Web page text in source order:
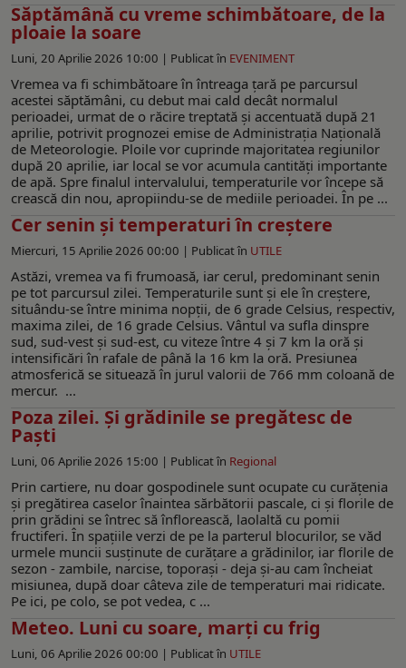
Săptămână cu vreme schimbătoare, de la
ploaie la soare
Luni, 20 Aprilie 2026 10:00 | Publicat în EVENIMENT
Vremea va fi schimbătoare în întreaga țară pe parcursul
acestei săptămâni, cu debut mai cald decât normalul
perioadei, urmat de o răcire treptată și accentuată după 21
aprilie, potrivit prognozei emise de Administrația Națională
de Meteorologie. Ploile vor cuprinde majoritatea regiunilor
după 20 aprilie, iar local se vor acumula cantități importante
de apă. Spre finalul intervalului, temperaturile vor începe să
crească din nou, apropiindu-se de mediile perioadei. În pe ...
Cer senin şi temperaturi în creştere
Miercuri, 15 Aprilie 2026 00:00 | Publicat în UTILE
Astăzi, vremea va fi frumoasă, iar cerul, predominant senin
pe tot parcursul zilei. Temperaturile sunt şi ele în creştere,
situându-se între minima nopţii, de 6 grade Celsius, respectiv,
maxima zilei, de 16 grade Celsius. Vântul va sufla dinspre
sud, sud-vest şi sud-est, cu viteze între 4 şi 7 km la oră şi
intensificări în rafale de până la 16 km la oră. Presiunea
atmosferică se situează în jurul valorii de 766 mm coloană de
mercur. ...
Poza zilei. Şi grădinile se pregătesc de
Paşti
Luni, 06 Aprilie 2026 15:00 | Publicat în Regional
Prin cartiere, nu doar gospodinele sunt ocupate cu curăţenia
şi pregătirea caselor înaintea sărbătorii pascale, ci şi florile de
prin grădini se întrec să înflorească, laolaltă cu pomii
fructiferi. În spaţiile verzi de pe la parterul blocurilor, se văd
urmele muncii susţinute de curăţare a grădinilor, iar florile de
sezon - zambile, narcise, toporaşi - deja şi-au cam încheiat
misiunea, după doar câteva zile de temperaturi mai ridicate.
Pe ici, pe colo, se pot vedea, c ...
Meteo. Luni cu soare, marți cu frig
Luni, 06 Aprilie 2026 00:00 | Publicat în UTILE